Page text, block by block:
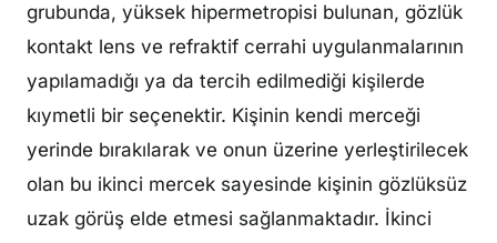
grubunda, yüksek hipermetropisi bulunan, gözlük
kontakt lens ve refraktif cerrahi uygulanmalarının
yapılamadığı ya da tercih edilmediği kişilerde
kıymetli bir seçenektir. Kişinin kendi merceği
yerinde bırakılarak ve onun üzerine yerleştirilecek
olan bu ikinci mercek sayesinde kişinin gözlüksüz
uzak görüş elde etmesi sağlanmaktadır. İkinci